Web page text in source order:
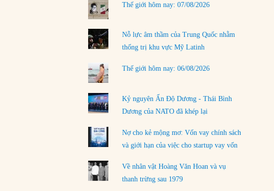
phải chịu đựng?
30/07/2026
LOAD MORE
Thế giới hôm nay: 07/08/2026
Nỗ lực âm thầm của Trung Quốc nhằm
thống trị khu vực Mỹ Latinh
Thế giới hôm nay: 06/08/2026
Kỷ nguyên Ấn Độ Dương - Thái Bình
Dương của NATO đã khép lại
Nợ cho kẻ mộng mơ: Vốn vay chính sách
và giới hạn của việc cho startup vay vốn
Về nhân vật Hoàng Văn Hoan và vụ
thanh trừng sau 1979